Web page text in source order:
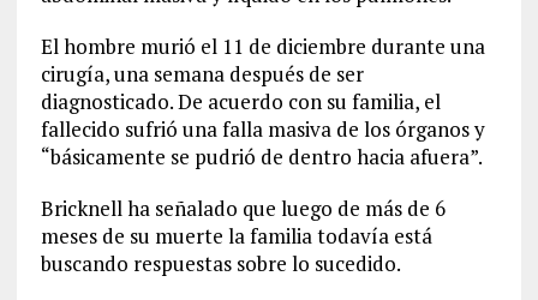
El hombre murió el 11 de diciembre durante una
cirugía, una semana después de ser
diagnosticado. De acuerdo con su familia, el
fallecido sufrió una falla masiva de los órganos y
“básicamente se pudrió de dentro hacia afuera”.
Bricknell ha señalado que luego de más de 6
meses de su muerte la familia todavía está
buscando respuestas sobre lo sucedido.